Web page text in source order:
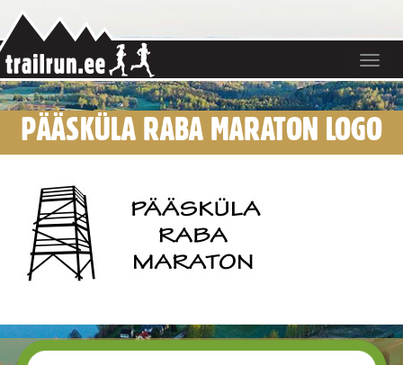
Toggle
PÄÄSKÜLA RABA MARATON LOGO